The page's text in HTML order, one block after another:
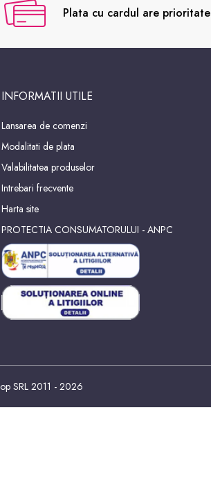
Plata cu cardul are prioritate
INFORMATII UTILE
Lansarea de comenzi
Modalitati de plata
Valabilitatea produselor
Intrebari frecvente
Harta site
PROTECTIA CONSUMATORULUI - ANPC
SRL 2011 - 2026